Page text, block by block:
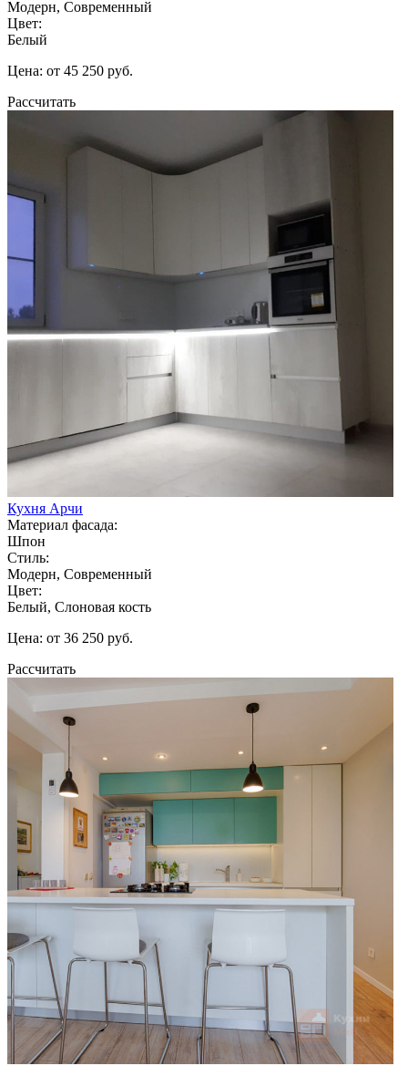
Модерн, Современный
Цвет:
Белый
Цена: от 45 250 руб.
Рассчитать
Кухня Арчи
Материал фасада:
Шпон
Стиль:
Модерн, Современный
Цвет:
Белый, Слоновая кость
Цена: от 36 250 руб.
Рассчитать